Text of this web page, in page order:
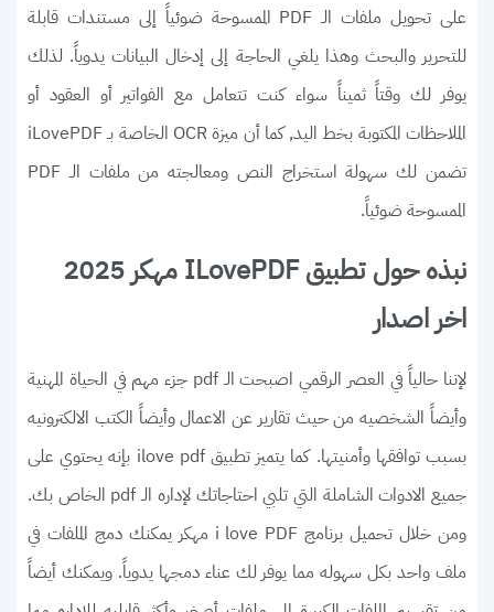
على تحويل ملفات الـ PDF الممسوحة ضوئياً إلى مستندات قابلة
للتحرير والبحث وهذا يلغي الحاجة إلى إدخال البيانات يدوياً. لذلك
يوفر لك وقتاً ثميناً سواء كنت تتعامل مع الفواتير أو العقود أو
الملاحظات المكتوبة بخط اليد, كما أن ميزة OCR الخاصة بـ iLovePDF
تضمن لك سهولة استخراج النص ومعالجته من ملفات الـ PDF
الممسوحة ضوئياً.
نبذه حول تطبيق ILovePDF مهكر 2025
اخر اصدار
لإننا حالياً في العصر الرقمي اصبحت الـ pdf جزء مهم في الحياة المهنية
وأيضاً الشخصيه من حيث تقارير عن الاعمال وأيضاً الكتب الالكترونيه
بسبب توافقها وأمنيتها. كما يتميز تطبيق ilove pdf بإنه يحتوي على
جميع الادوات الشاملة التي تلبي احتاجاتك لإداره الـ pdf الخاص بك.
ومن خلال تحميل برنامج i love PDF مهكر يمكنك دمج الملفات في
ملف واحد بكل سهوله مما يوفر لك عناء دمجها يدوياً. ويمكنك أيضاً